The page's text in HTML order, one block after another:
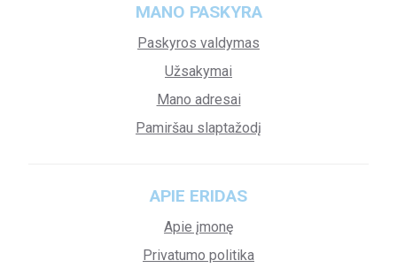
MANO PASKYRA
Paskyros valdymas
Užsakymai
Mano adresai
Pamiršau slaptažodį
APIE ERIDAS
Apie įmonę
Privatumo politika